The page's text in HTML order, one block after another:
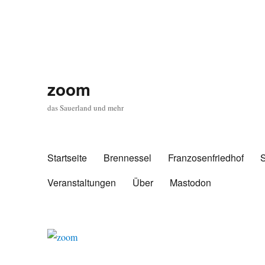
zoom
das Sauerland und mehr
Startseite Brennessel Franzosenfriedhof
Veranstaltungen
Über Mastodon